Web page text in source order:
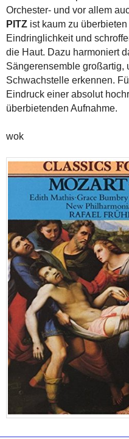
Orchester- und vor allem a
PITZ ist kaum zu
Eindringlichkeit und
die Haut. Dazu harmoniert
Sängerensemble großartig,
Schwachstelle erkennen.
Eindruck einer absolut
überbietenden Aufnahme.
wok